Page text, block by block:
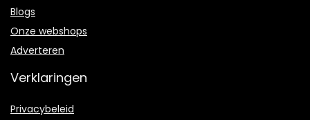
Blogs
Onze webshops
Adverteren
Verklaringen
Privacybeleid